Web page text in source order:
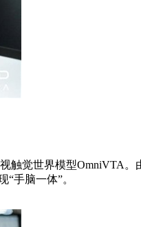
触觉世界模型OmniVTA
“手脑一体”。